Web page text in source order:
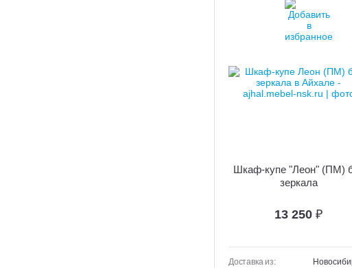
Шкаф-купе "Леон" (ПМ)
зеркала
13 250 ₽
Доставка из: